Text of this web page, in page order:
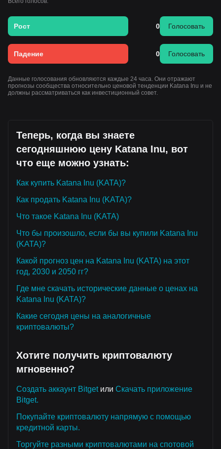
Рост 0 Голосовать
Падение 0 Голосовать
Данные голосования обновляются каждые 24 часа. Они отражают
прогнозы сообщества относительно ценовой тенденции Katana Inu и не
должны рассматриваться как инвестиционный совет.
Теперь, когда вы знаете
сегодняшнюю цену Katana Inu, вот
что еще можно узнать:
Как купить Katana Inu (KATA)?
Как продать Katana Inu (KATA)?
Что такое Katana Inu (KATA)
Что бы произошло, если бы вы купили Katana Inu
(KATA)?
Какой прогноз цен на Katana Inu (KATA) на этот
год, 2030 и 2050 гг?
Где мне скачать исторические данные о ценах на
Katana Inu (KATA)?
Какие сегодня цены на аналогичные
криптовалюты?
Хотите получить криптовалюту
мгновенно?
Создать аккаунт Bitgetили Скачать приложение
Bitget.
Покупайте криптовалюту напрямую с помощью
кредитной карты.
Торгуйте разными криптовалютами на спотовой